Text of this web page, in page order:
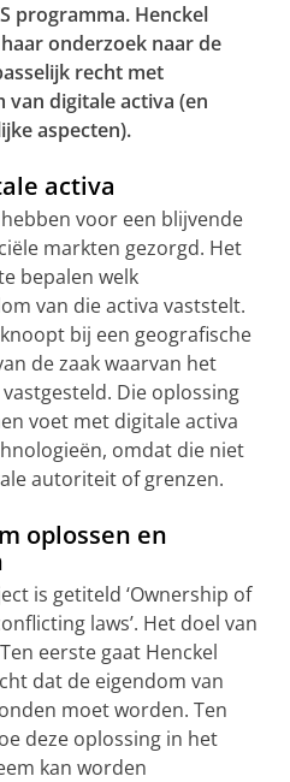
programma. Henckel
onderzoek naar de
recht met
digitale activa (en
aspecten).
activa
voor een blijvende
markten gezorgd. Het
bepalen welk
van die activa vaststelt.
bij een geografische
de zaak waarvan het
Die oplossing
voet met digitale activa
omdat die niet
autoriteit of grenzen.
oplossen en
is getiteld ‘Ownership of
laws’. Het doel van
eerste gaat Henckel
dat de eigendom van
moet worden. Ten
deze oplossing in het
kan worden